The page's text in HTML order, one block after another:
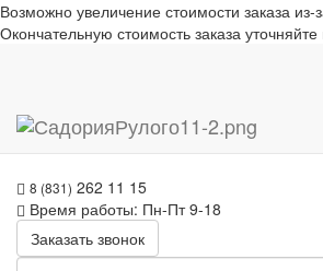
Возможно увеличение стоимости заказа
Окончательную стоимость заказа уточняйте
8 (831) 262 11 15
Время работы: Пн-Пт 9-18
Заказать звонок